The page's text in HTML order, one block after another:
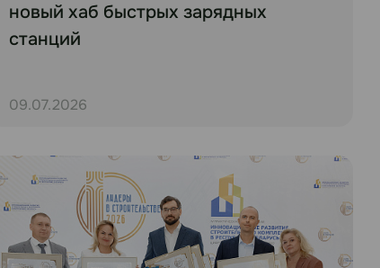
новый хаб быстрых зарядных
станций
09.07.2026